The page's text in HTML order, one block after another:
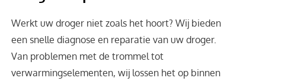
Werkt uw droger niet zoals het hoort? Wij bieden
een snelle diagnose en reparatie van uw droger.
Van problemen met de trommel tot
verwarmingselementen, wij lossen het op binnen